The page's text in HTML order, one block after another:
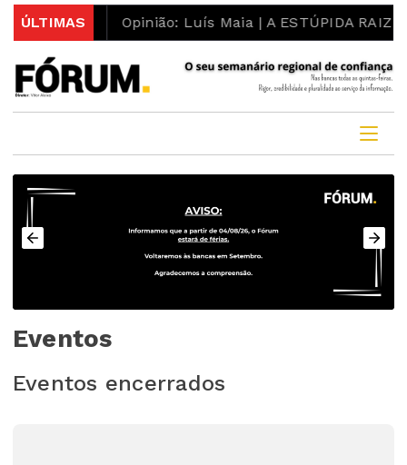
ÚLTIMAS
concelho” Opinião: Luís Maia | A ESTÚPIDA RAIZ
Eventos
Eventos encerrados